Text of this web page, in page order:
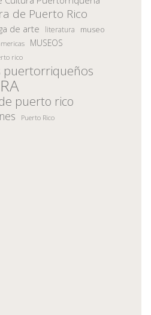
de Puerto Rico
de arte literatura museo
MUSEOS
rico
puertorriqueños
puerto rico
Puerto Rico